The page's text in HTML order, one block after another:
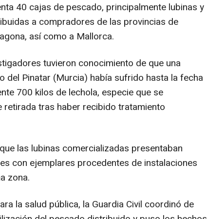
40 cajas de pescado, principalmente lubinas y
a compradores de las provincias de
así como a Mallorca.
tuvieron conocimiento de que una
del Pinatar (Murcia) había sufrido hasta la fecha
700 kilos de lechola, especie que se
retirada tras haber recibido tratamiento
las lubinas comercializadas presentaban
con ejemplares procedentes de instalaciones
zona.
la salud pública, la Guardia Civil coordinó de